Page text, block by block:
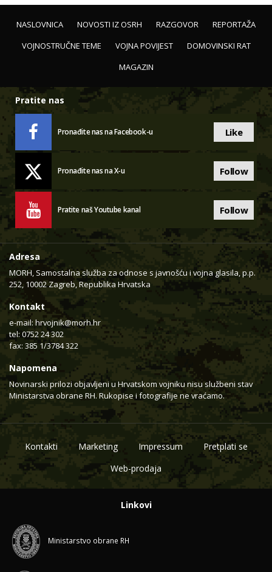
NASLOVNICA NOVOSTI IZ OSRH RAZGOVOR
REPORTAŽA
VOJNOSTRUČNE TEME
VOJNA POVIJEST
DOMOVINSKI RAT
MAGAZIN
Pratite nas
Pronađite nas na Facebook-u Like
Pronađite nas na X-u Follow
Pratite naš Youtube kanal Follow
Adresa
MORH, Samostalna služba za odnose s javnošću i vojna glasila, p.p.
252, 10002 Zagreb, Republika Hrvatska
Kontakt
e-mail: hrvojnik@morh.hr
tel: 0752 24 302
fax: 385 1/3784 322
Napomena
Novinarski prilozi objavljeni u Hrvatskom vojniku nisu službeni stav
Ministarstva obrane RH. Rukopise i fotografije ne vraćamo.
Kontakti Marketing Impressum
Pretplati se
Web-prodaja
Linkovi
Ministarstvo obrane RH